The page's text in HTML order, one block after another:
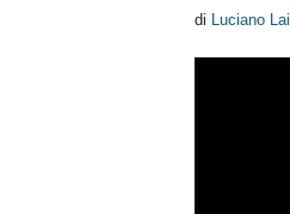
di Luciano Lai